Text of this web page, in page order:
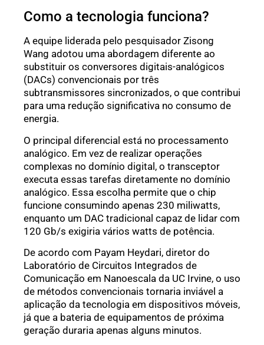
Como a tecnologia funciona?
A equipe liderada pelo pesquisador Zisong
Wang adotou uma abordagem diferente ao
substituir os conversores digitais-analógicos
(DACs) convencionais por três
subtransmissores sincronizados, o que contribui
para uma redução significativa no consumo de
energia.
O principal diferencial está no processamento
analógico. Em vez de realizar operações
complexas no domínio digital, o transceptor
executa essas tarefas diretamente no domínio
analógico. Essa escolha permite que o chip
funcione consumindo apenas 230 miliwatts,
enquanto um DAC tradicional capaz de lidar com
120 Gb/s exigiria vários watts de potência.
De acordo com Payam Heydari, diretor do
Laboratório de Circuitos Integrados de
Comunicação em Nanoescala da UC Irvine, o uso
de métodos convencionais tornaria inviável a
aplicação da tecnologia em dispositivos móveis,
já que a bateria de equipamentos de próxima
geração duraria apenas alguns minutos.